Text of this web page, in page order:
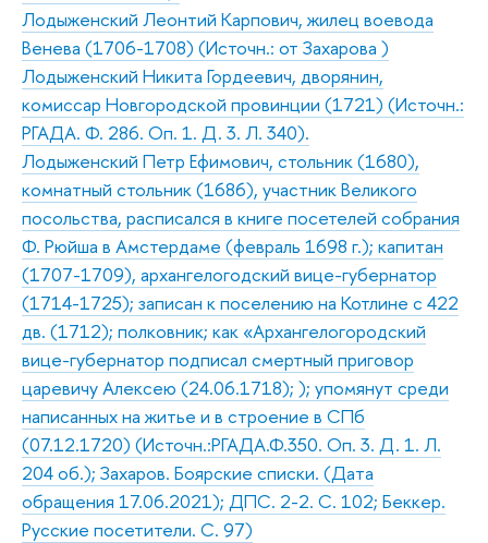
Лодыженский Леонтий Карпович, жилец воевода
Венева (1706-1708) (Источн.: от Захарова )
Лодыженский Никита Гордеевич, дворянин,
комиссар Новгородской провинции (1721) (Источн.:
РГАДА. Ф. 286. Оп. 1. Д. 3. Л. 340).
Лодыженский Петр Ефимович, стольник (1680),
комнатный стольник (1686), участник Великого
посольства, расписался в книге посетелей собрания
Ф. Рюйша в Амстердаме (февраль 1698 г.); капитан
(1707-1709), архангелогодский вице-губернатор
(1714-1725); записан к поселению на Котлине с 422
дв. (1712); полковник; как «Архангелогородский
вице-губернатор подписал смертный приговор
царевичу Алексею (24.06.1718); ); упомянут среди
написанных на житье и в строение в СПб
(07.12.1720) (Источн.:РГАДА.Ф.350. Оп. 3. Д. 1. Л.
204 об.); Захаров. Боярские списки. (Дата
обращения 17.06.2021); ДПС. 2-2. С. 102; Беккер.
Русские посетители. С. 97)